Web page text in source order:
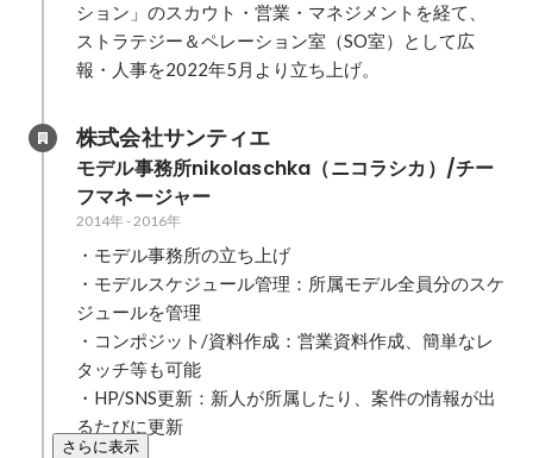
ション」のスカウト・営業・マネジメントを経て、
ストラテジー＆ペレーション室（SO室）として広
報・人事を2022年5月より立ち上げ。
株式会社サンティエ
モデル事務所nikolaschka（ニコラシカ）/チー
フマネージャー
2014年-2016年
・モデル事務所の立ち上げ
・モデルスケジュール管理：所属モデル全員分のスケ
ジュールを管理
・コンポジット/資料作成：営業資料作成、簡単なレ
タッチ等も可能
・HP/SNS更新：新人が所属したり、案件の情報が出
るたびに更新
さらに表示